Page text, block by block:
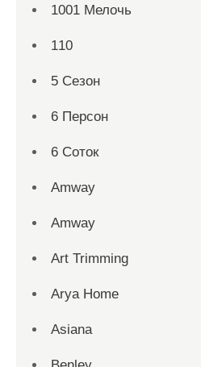
1001 Мелочь
110
5 Сезон
6 Персон
6 Соток
Amway
Amway
Art Trimming
Arya Home
Asiana